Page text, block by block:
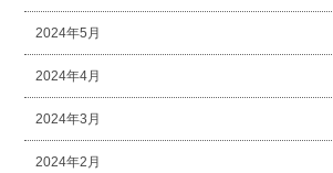
2024年5月
2024年4月
2024年3月
2024年2月